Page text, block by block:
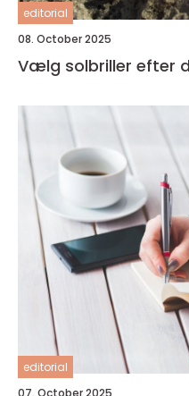
editorial
08. October 2025
Vælg solbriller efter
editorial
07. October 2025